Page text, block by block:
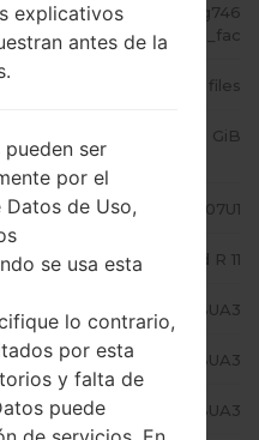
frlmsb_fac
4 files
5.25 GiB
Samsung SM-F707U1
Android R 11
F707U1UES1BUA3
F707U1OYM1BUA3
F707U1UES1BUA3
explicativos
antes de la
pueden ser
por el
Datos de Uso,
se usa esta
lo contrario,
por esta
y falta de
puede